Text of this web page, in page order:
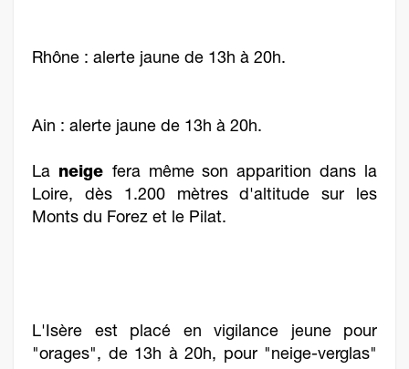
Rhône : alerte jaune de 13h à 20h.
Ain : alerte jaune de 13h à 20h.
La neige fera même son apparition dans la
Loire, dès 1.200 mètres d'altitude sur les
Monts du Forez et le Pilat.
L'Isère est placé en vigilance jeune pour
"orages", de 13h à 20h, pour "neige-verglas"